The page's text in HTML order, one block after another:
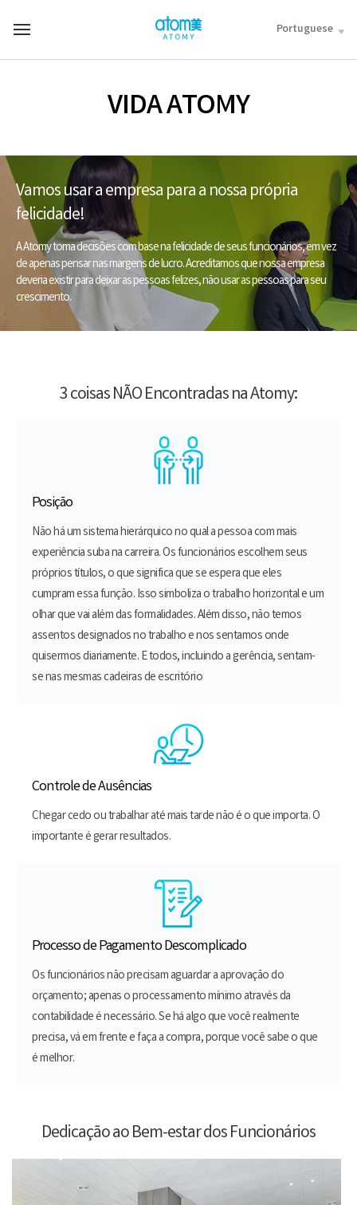
바
Portuguese
t
u
VIDA ATOMY
Vamos usar a empresa para a nossa própria
felicidade!
A Atomy toma decisões com base na felicidade de seus funcionários, em vez
de apenas pensar nas margens de lucro. Acreditamos que nossa empresa
deveria existir para deixar as pessoas felizes, não usar as pessoas para seu
crescimento.
3 coisas NÃO Encontradas na Atomy:
Posição
Não há um sistema hierárquico no qual a pessoa com mais
experiência suba na carreira. Os funcionários escolhem seus
próprios títulos, o que significa que se espera que eles
cumpram essa função. Isso simboliza o trabalho horizontal e um
olhar que vai além das formalidades. Além disso, não temos
assentos designados no trabalho e nos sentamos onde
quisermos diariamente. E todos, incluindo a gerência, sentam-
se nas mesmas cadeiras de escritório
Controle de Ausências
Chegar cedo ou trabalhar até mais tarde não é o que importa. O
importante é gerar resultados.
Processo de Pagamento Descomplicado
Os funcionários não precisam aguardar a aprovação do
orçamento; apenas o processamento mínimo através da
contabilidade é necessário. Se há algo que você realmente
precisa, vá em frente e faça a compra, porque você sabe o que
é melhor.
Dedicação ao Bem-estar dos Funcionários